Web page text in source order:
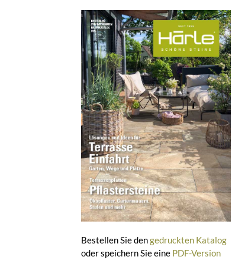
Bestellen Sie dengedruckten Katalog
oder speichern Sie eine PDF-Version